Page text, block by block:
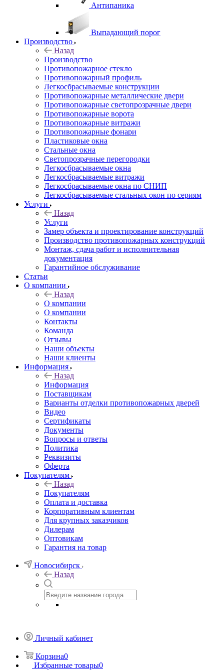
Антипаника
Выпадающий порог
Производство
Назад
Производство
Противопожарное стекло
Противопожарный профиль
Легкосбрасываемые конструкции
Противопожарные металлические двери
Противопожарные светопрозрачные двери
Противопожарные ворота
Противопожарные витражи
Противопожарные фонари
Пластиковые окна
Стальные окна
Светопрозрачные перегородки
Легкосбрасываемые окна
Легкосбрасываемые витражи
Легкосбрасываемые окна по СНИП
Легкосбрасываемые стальных окон по сериям
Услуги
Назад
Услуги
Замер объекта и проектирование конструкций
Производство противопожарных конструкций
Монтаж, сдача работ и исполнительная
документация
Гарантийное обслуживание
Статьи
О компании
Назад
О компании
О компании
Контакты
Команда
Отзывы
Наши объекты
Наши клиенты
Информация
Назад
Информация
Поставщикам
Варианты отделки противопожарных дверей
Видео
Сертификаты
Документы
Вопросы и ответы
Политика
Реквизиты
Оферта
Покупателям
Назад
Покупателям
Оплата и доставка
Корпоративным клиентам
Для крупных заказчиков
Дилерам
Оптовикам
Гарантия на товар
Новосибирск
Назад
Личный кабинет
Корзина0
Избранные товары0